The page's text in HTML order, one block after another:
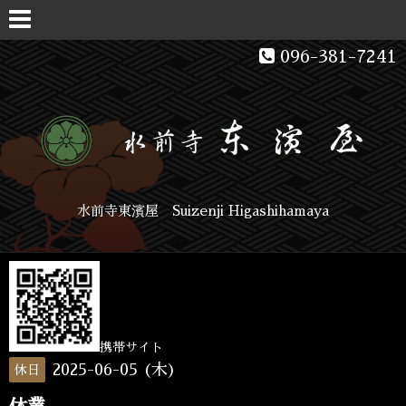
096-381-7241
水前寺東濱屋 Suizenji Higashihamaya
携帯サイト
休日
2025-06-05 (木)